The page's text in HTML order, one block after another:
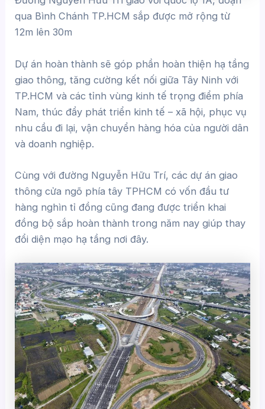
qua Bình Chánh TP.HCM sắp được mở rộng từ
12m lên 30m
Dự án hoàn thành sẽ góp phần hoàn thiện hạ tầng
giao thông, tăng cường kết nối giữa Tây Ninh với
TP.HCM và các tỉnh vùng kinh tế trọng điểm phía
Nam, thúc đẩy phát triển kinh tế – xã hội, phục vụ
nhu cầu đi lại, vận chuyển hàng hóa của người dân
và doanh nghiệp.
Cùng với đường Nguyễn Hữu Trí, các dự án giao
thông cửa ngõ phía tây TPHCM có vốn đầu tư
hàng nghìn tỉ đồng cũng đang được triển khai
đồng bộ sắp hoàn thành trong năm nay giúp thay
đổi diện mạo hạ tầng nơi đây.